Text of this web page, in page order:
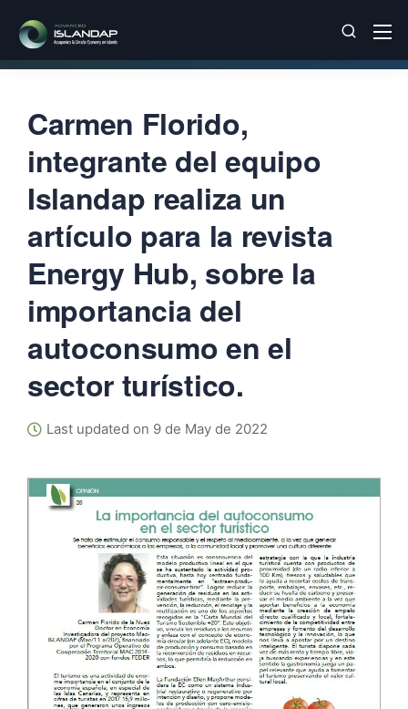
Carmen Florido,
integrante del equipo
Islandap realiza un
artículo para la revista
Energy Hub, sobre la
importancia del
autoconsumo en el
sector turístico.
Last updated on 9 de May de 2022